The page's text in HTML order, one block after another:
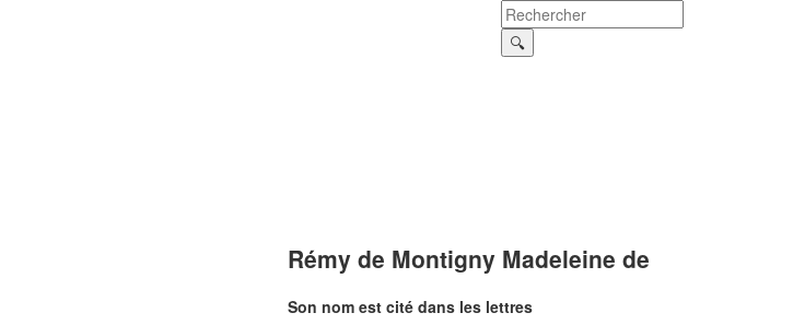
Rémy de Montigny Madeleine de
Son nom est cité dans les lettres